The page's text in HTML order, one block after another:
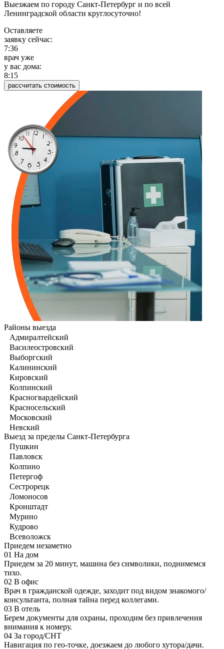
Выезжаем по городу Санкт-Петербург и по всей
Ленинградской области круглосуточно!
Оставляете
заявку сейчас:
7:36
врач уже
у вас дома:
8:15
рассчитать стоимость
Районы выезда
Адмиралтейский
Василеостровский
Выборгский
Калининский
Кировский
Колпинский
Красногвардейский
Красносельский
Московский
Невский
Выезд за пределы Санкт-Петербурга
Пушкин
Павловск
Колпино
Петергоф
Сестрорецк
Ломоносов
Кронштадт
Мурино
Кудрово
Всеволожск
Приедем незаметно
01 На дом
Приедем за 20 минут, машина без символики, поднимемся
тихо.
02 В офис
Врач в гражданской одежде, заходит под видом знакомого/
консультанта, полная тайна перед коллегами.
03 В отель
Берем документы для охраны, проходим без привлечения
внимания к номеру.
04 За город/СНТ
Навигация по гео-точке, доезжаем до любого хутора/дачи.